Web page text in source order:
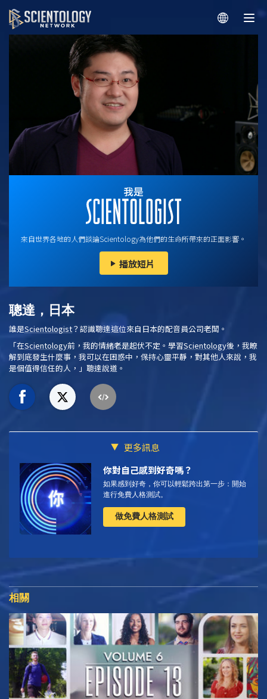
來自世界各地的人們談論Scientology為他們的生命所帶來的正面影響。
播放短片
聰達，日本
誰是Scientologist？認識聰達這位來自日本的配音員公司老闆。
「在Scientology前，我的情緒老是起伏不定。學習Scientology後，我瞭
解到底發生什麼事，我可以在困惑中，保持心靈平靜，對其他人來說，我
是個值得信任的人，」聰達說道。
更多訊息
你對自己感到好奇嗎？
如果感到好奇，你可以輕鬆跨出第一步：開始
進行免費人格測試。
做免費人格測試
相關